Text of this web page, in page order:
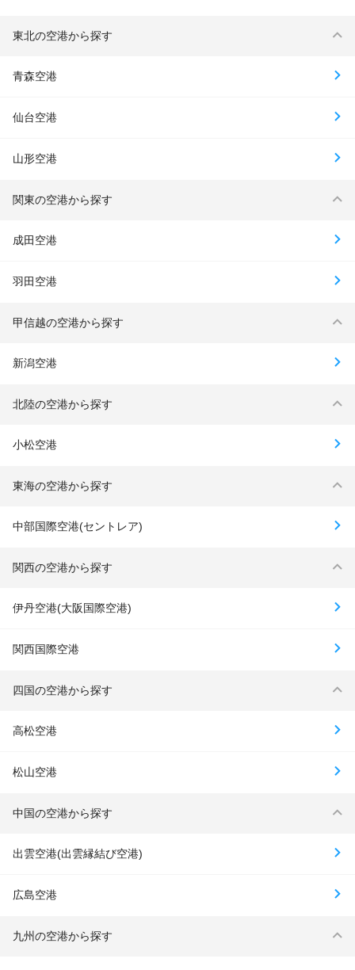
東北の空港から探す
青森空港
仙台空港
山形空港
関東の空港から探す
成田空港
羽田空港
甲信越の空港から探す
新潟空港
北陸の空港から探す
小松空港
東海の空港から探す
中部国際空港(セントレア)
関西の空港から探す
伊丹空港(大阪国際空港)
関西国際空港
四国の空港から探す
高松空港
松山空港
中国の空港から探す
出雲空港(出雲縁結び空港)
広島空港
九州の空港から探す